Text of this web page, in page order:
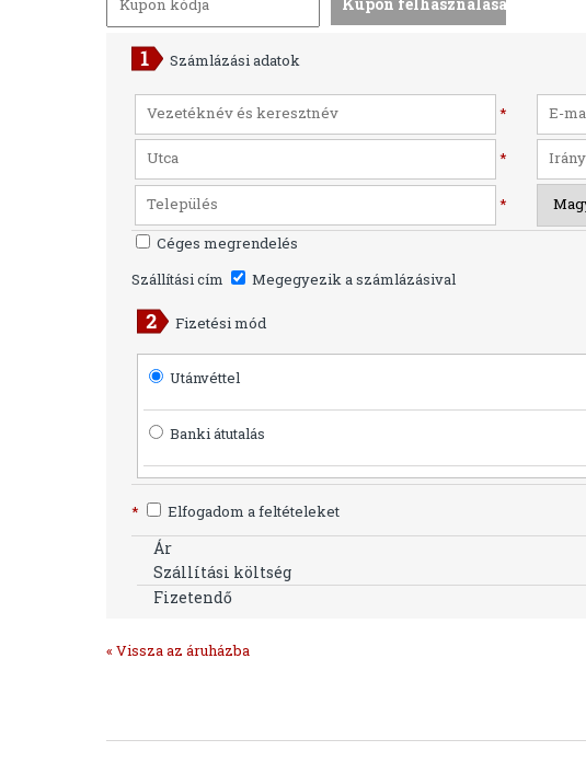
Számlázási adatok
*
*
*
Céges megrendelés
Szállítási cím
Megegyezik a számlázásival
Fizetési mód
Utánvéttel
Banki átutalás
* Elfogadom a feltételeket
Ár
Szállítási költség
Fizetendő
« Vissza az áruházba